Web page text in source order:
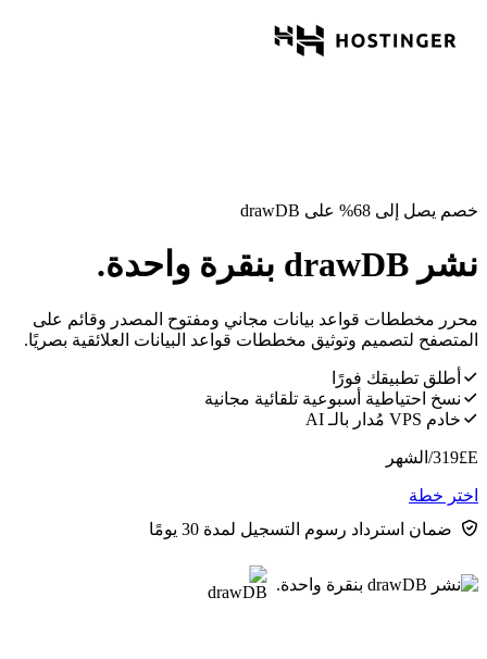
خصم يصل إلى 68% على drawDB
نشر drawDB بنقرة واحدة.
محرر مخططات قواعد بيانات مجاني ومفتوح المصدر وقائم على
المتصفح لتصميم وتوثيق مخططات قواعد البيانات العلائقية بصريًا.
أطلق تطبيقك فورًا
نسخ احتياطية أسبوعية تلقائية مجانية
خادم VPS مُدار بالـ AI
E£
319/الشهر
اختر خطة
ضمان استرداد رسوم التسجيل لمدة 30 يومًا